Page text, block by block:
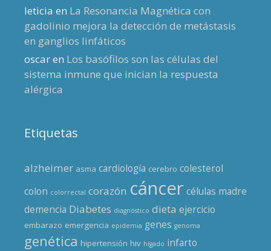
leticia en La Resonancia Magnética con
gadolinio mejora la detección de metástasis
en ganglios linfáticos
oscaren Los basófilos son las células del
sistema inmune que inician la respuesta
alérgica
Etiquetas
alzheimer asma cardiología cerebro colesterol
colon colorrectal corazón cáncer células madre
demencia Diabetes diagnóstico dieta ejercicio
embarazo emergencia epidemia genes genoma
genética hipertensión hiv hígado infarto